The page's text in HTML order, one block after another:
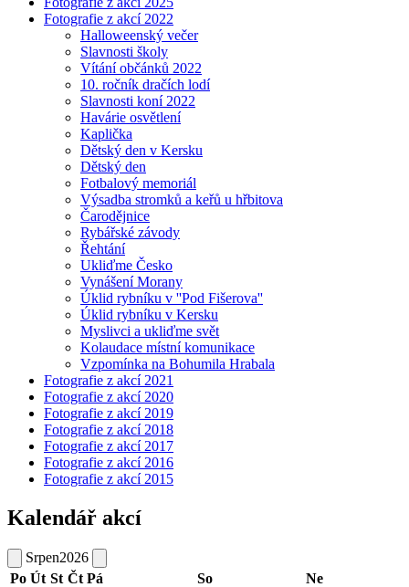
Fotografie z akcí 2022
Halloweenský večer
Slavnosti školy
Vítání občánků 2022
10. ročník dračích lodí
Slavnosti koní 2022
Havárie osvětlení
Kaplička
Dětský den v Kersku
Dětský den
Fotbalový memoriál
Výsadba stromků a keřů u hřbitova
Čarodějnice
Rybářské závody
Řehtání
Ukliďme Česko
Vynášení Morany
Úklid rybníku v ''Pod Fišerova''
Úklid rybníku v Kersku
Myslivci a ukliďme svět
Kolaudace místní komunikace
Vzpomínka na Bohumila Hrabala
Fotografie z akcí 2021
Fotografie z akcí 2020
Fotografie z akcí 2019
Fotografie z akcí 2018
Fotografie z akcí 2017
Fotografie z akcí 2016
Fotografie z akcí 2015
Kalendář akcí
Srpen2026
Po Út St Čt Pá So
Ne